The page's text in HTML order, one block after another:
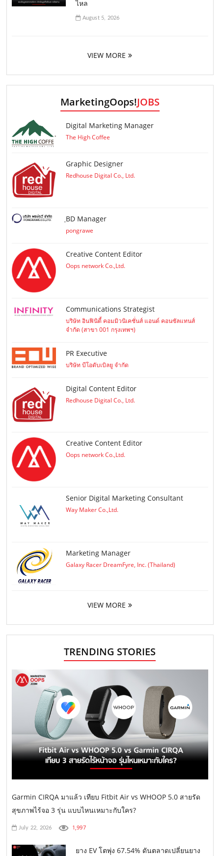
ไหล
August 5, 2026
VIEW MORE
MarketingOops!JOBS
Digital Marketing Manager
The High Coffee
Graphic Designer
Redhouse Digital Co., Ltd.
ฺBD Manager
pongrawe
Creative Content Editor
Oops network Co.,Ltd.
Communications Strategist
บริษัท อินฟินิตี้ คอมมิวนิเคชั่นส์ แอนด์ คอนซัลแทนส์
จำกัด (สาขา 001 กรุงเทพฯ)
PR Executive
บริษัท บีโอดับเบิลยู จำกัด
Digital Content Editor
Redhouse Digital Co., Ltd.
Creative Content Editor
Oops network Co.,Ltd.
Senior Digital Marketing Consultant
Way Maker Co.,Ltd.
Marketing Manager
Galaxy Racer DreamFyre, Inc. (Thailand)
VIEW MORE
TRENDING STORIES
Garmin CIRQA มาแล้ว เทียบ Fitbit Air vs WHOOP 5.0 สายรัด
สุขภาพไร้จอ 3 รุ่น แบบไหนเหมาะกับใคร?
July 22, 2026 1,997
ยาง EV โตพุ่ง 67.54% ดันตลาดเปลี่ยนยาง